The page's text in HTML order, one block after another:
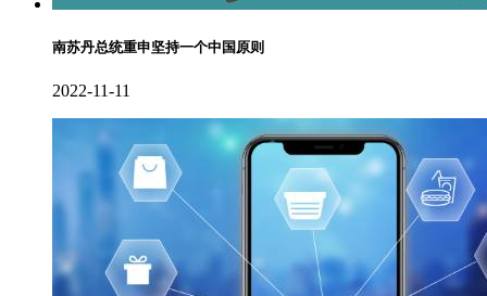
南苏丹总统重申坚持一个中国原则
2022-11-11